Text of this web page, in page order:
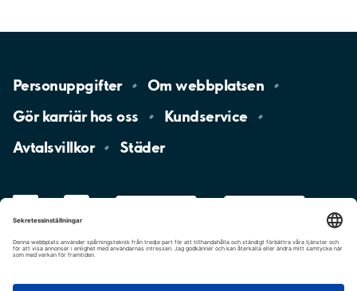
Personuppgifter Omwebbplatsen
Gör karriär hososs
Kundservice
Avtalsvillkor
Städer